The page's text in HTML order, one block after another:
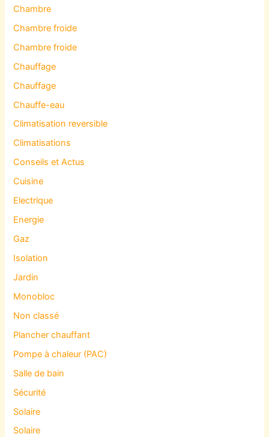
Chambre
Chambre froide
Chambre froide
Chauffage
Chauffage
Chauffe-eau
Climatisation reversible
Climatisations
Conseils et Actus
Cuisine
Electrique
Energie
Gaz
Isolation
Jardin
Monobloc
Non classé
Plancher chauffant
Pompe à chaleur (PAC)
Salle de bain
Sécurité
Solaire
Solaire